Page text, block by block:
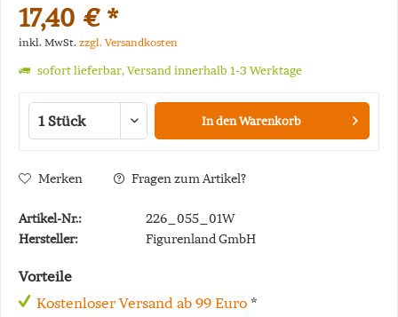
17,40 € *
inkl. MwSt. zzgl. Versandkosten
sofort lieferbar, Versand innerhalb 1-3 Werktage
In denWarenkorb
Merken Fragen zum Artikel?
Artikel-Nr.:
226_055_01W
Hersteller:
Figurenland GmbH
Vorteile
Kostenloser Versand ab 99 Euro *